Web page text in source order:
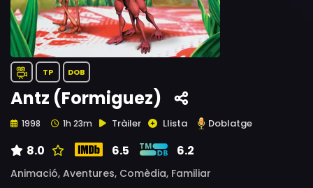
TP DOB
Antz (Formiguez)
1998 1h 23m Tràiler Llista Doblatge
8.0 6.5 6.2
Animació, Aventures, Comèdia, Familiar